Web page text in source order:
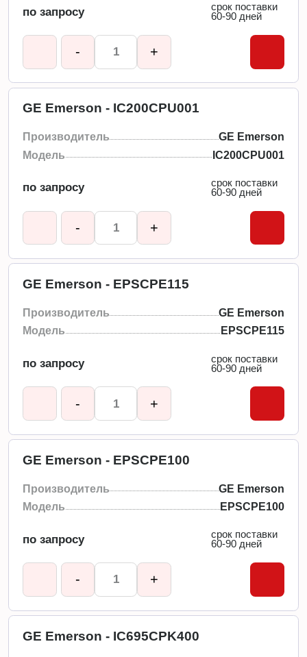
по запросу
срок поставки
60-90 дней
- +
GE Emerson - IC200CPU001
Производитель
GE Emerson
Модель
IC200CPU001
по запросу
срок поставки
60-90 дней
- +
GE Emerson - EPSCPE115
Производитель
GE Emerson
Модель
EPSCPE115
по запросу
срок поставки
60-90 дней
- +
GE Emerson - EPSCPE100
Производитель
GE Emerson
Модель
EPSCPE100
по запросу
срок поставки
60-90 дней
- +
GE Emerson - IC695CPK400